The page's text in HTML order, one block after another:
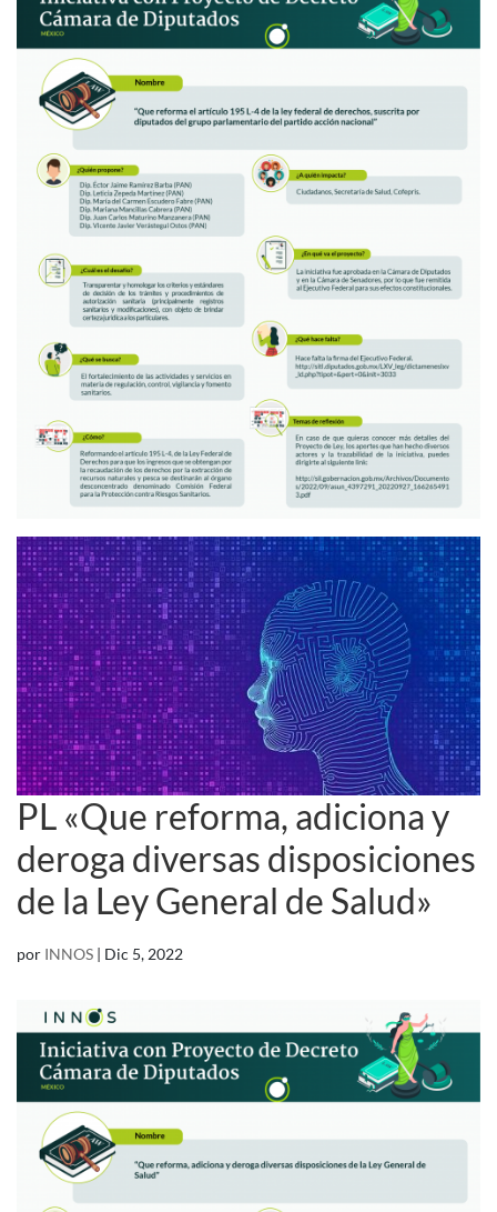
PL «Que reforma, adiciona y
deroga diversas disposiciones
de la Ley General de Salud»
por INNOS | Dic 5, 2022